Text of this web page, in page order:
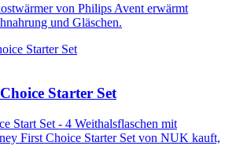
von Philips Avent erwärmt
und Gläschen.
Starter Set
Start Set - 4 Weithalsflaschen mit
First Choice Starter Set von NUK kauft,